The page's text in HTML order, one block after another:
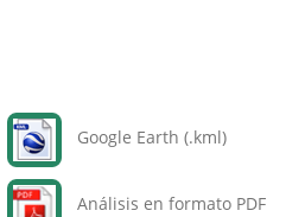
Google Earth (.kml)
Análisis en formato PDF